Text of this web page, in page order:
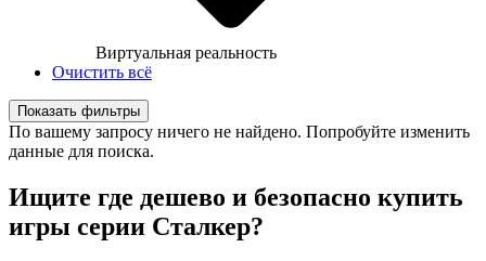
Виртуальная реальность
Очистить всё
Показать фильтры
По вашему запросу ничего не найдено. Попробуйте изменить
данные для поиска.
Ищите где дешево и безопасно купить
игры серии Сталкер?